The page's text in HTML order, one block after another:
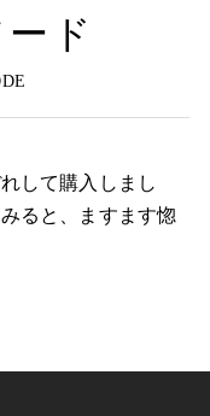
ド
して購入しまし
ると、ますます惚